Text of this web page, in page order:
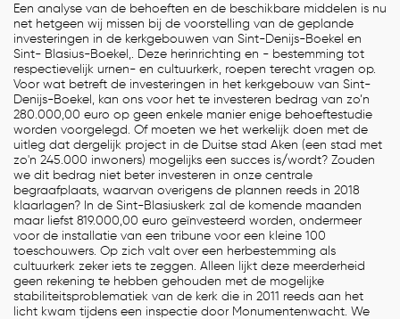
Een analyse van de behoeften en de beschikbare middelen is nu
net hetgeen wij missen bij de voorstelling van de geplande
investeringen in de kerkgebouwen van Sint-Denijs-Boekel en
Sint- Blasius-Boekel,. Deze herinrichting en - bestemming tot
respectievelijk urnen- en cultuurkerk, roepen terecht vragen op.
Voor wat betreft de investeringen in het kerkgebouw van Sint-
Denijs-Boekel, kan ons voor het te investeren bedrag van zo’n
280.000,00 euro op geen enkele manier enige behoeftestudie
worden voorgelegd. Of moeten we het werkelijk doen met de
uitleg dat dergelijk project in de Duitse stad Aken (een stad met
zo'n 245.000 inwoners) mogelijks een succes is/wordt? Zouden
we dit bedrag niet beter investeren in onze centrale
begraafplaats, waarvan overigens de plannen reeds in 2018
klaarlagen? In de Sint-Blasiuskerk zal de komende maanden
maar liefst 819.000,00 euro geïnvesteerd worden, ondermeer
voor de installatie van een tribune voor een kleine 100
toeschouwers. Op zich valt over een herbestemming als
cultuurkerk zeker iets te zeggen. Alleen lijkt deze meerderheid
geen rekening te hebben gehouden met de mogelijke
stabiliteitsproblematiek van de kerk die in 2011 reeds aan het
licht kwam tijdens een inspectie door Monumentenwacht. We